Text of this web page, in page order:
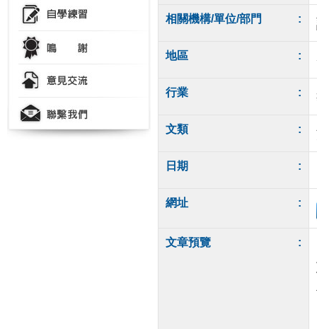
相關機構/單位/部門 :
地區 :
行業 :
文類 :
日期 :
網址 :
文章預覽 :